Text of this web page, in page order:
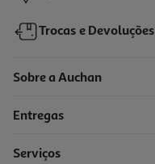
Trocas e Devoluções
Sobre a Auchan
Entregas
Serviços